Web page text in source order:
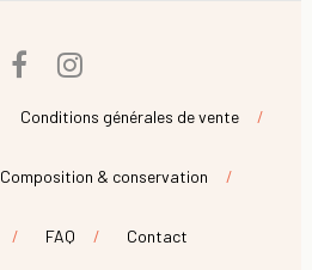
Facebook
Conditions générales de vente
Composition & conservation
FAQ Contact